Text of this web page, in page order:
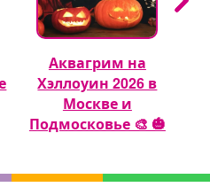
Аквагрим на
Хэллоуин 2026 в
Москве и
Подмосковье 🎨 🎃